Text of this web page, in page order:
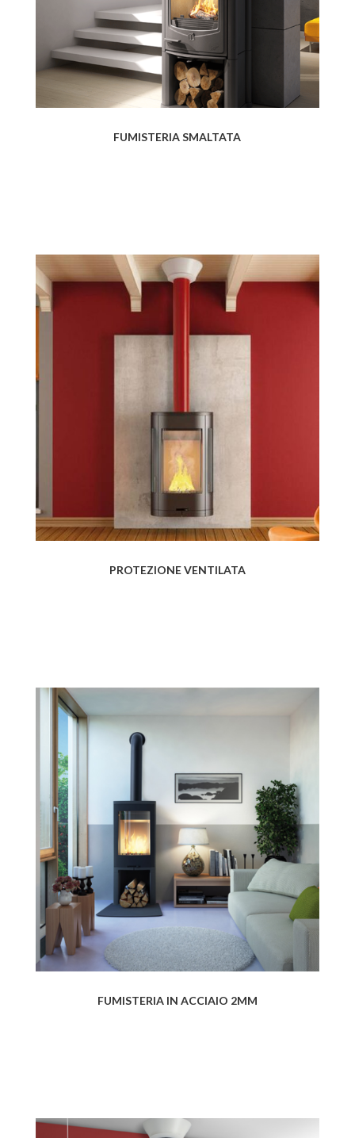
FUMISTERIA SMALTATA
PROTEZIONE VENTILATA
FUMISTERIA IN ACCIAIO 2MM